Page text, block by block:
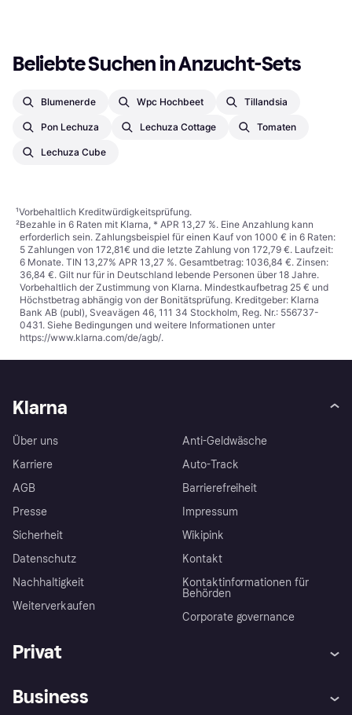
Beliebte Suchen in Anzucht-Sets
Blumenerde Wpc Hochbeet Tillandsia
Pon Lechuza Lechuza Cottage Tomaten
Lechuza Cube
¹Vorbehaltlich Kreditwürdigkeitsprüfung.
²Bezahle in 6 Raten mit Klarna, * APR 13,27 %. Eine Anzahlung kann
erforderlich sein. Zahlungsbeispiel für einen Kauf von 1000 € in 6 Raten:
5 Zahlungen von 172,81€ und die letzte Zahlung von 172,79 €. Laufzeit:
6 Monate. TIN 13,27% APR 13,27 %. Gesamtbetrag: 1036,84 €. Zinsen:
36,84 €. Gilt nur für in Deutschland lebende Personen über 18 Jahre.
Vorbehaltlich der Zustimmung von Klarna. Mindestkaufbetrag 25 € und
Höchstbetrag abhängig von der Bonitätsprüfung. Kreditgeber: Klarna
Bank AB (publ), Sveavägen 46, 111 34 Stockholm, Reg. Nr.: 556737-
0431. Siehe Bedingungen und weitere Informationen unter
https://www.klarna.com/de/agb/.
Klarna
Über uns
Karriere
AGB
Presse
Sicherheit
Datenschutz
Nachhaltigkeit
Weiterverkaufen
Anti-Geldwäsche
Auto-Track
Barrierefreiheit
Impressum
Wikipink
Kontakt
Kontaktinformationen für
Behörden
Corporate governance
Privat
Business